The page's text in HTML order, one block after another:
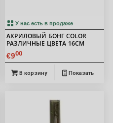
5.00
У нас есть в продаже
АКРИЛОВЫЙ БОНГ COLOR
РАЗЛИЧНЫЕ ЦВЕТА 16СМ
€900
В корзину Показать